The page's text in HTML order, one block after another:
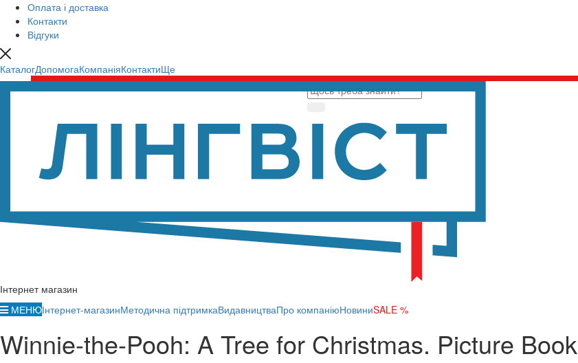
Оплата і доставка
Контакти
Відгуки
КаталогДопомогаКомпаніяКонтактиЩе
Інтернет магазин
МЕНЮІнтернет-магазинМетодична підтримкаВидавництваПро компаніюНовиниSALE %
Winnie-the-Pooh: A Tree for Christmas. Picture Book